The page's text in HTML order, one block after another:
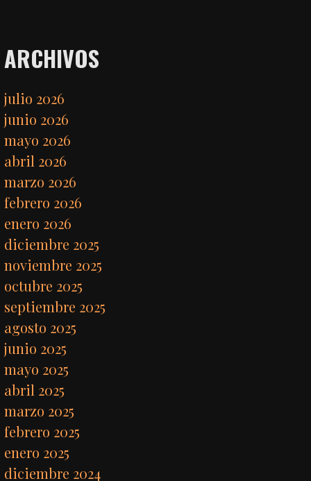
ARCHIVOS
julio 2026
junio 2026
mayo 2026
abril 2026
marzo 2026
febrero 2026
enero 2026
diciembre 2025
noviembre 2025
octubre 2025
septiembre 2025
agosto 2025
junio 2025
mayo 2025
abril 2025
marzo 2025
febrero 2025
enero 2025
diciembre 2024